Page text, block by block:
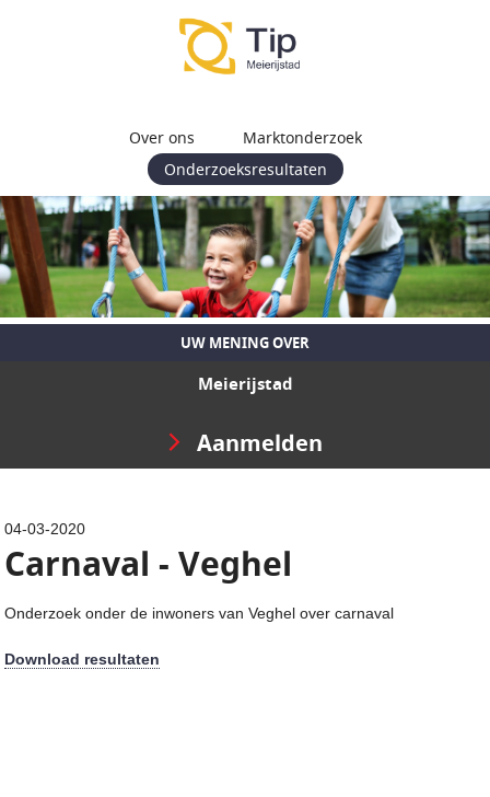
Over ons
Marktonderzoek
Onderzoeksresultaten
UW MENING OVER
Meierijstad
Aanmelden
04-03-2020
Carnaval - Veghel
Onderzoek onder de inwoners van Veghel over carnaval
Download resultaten